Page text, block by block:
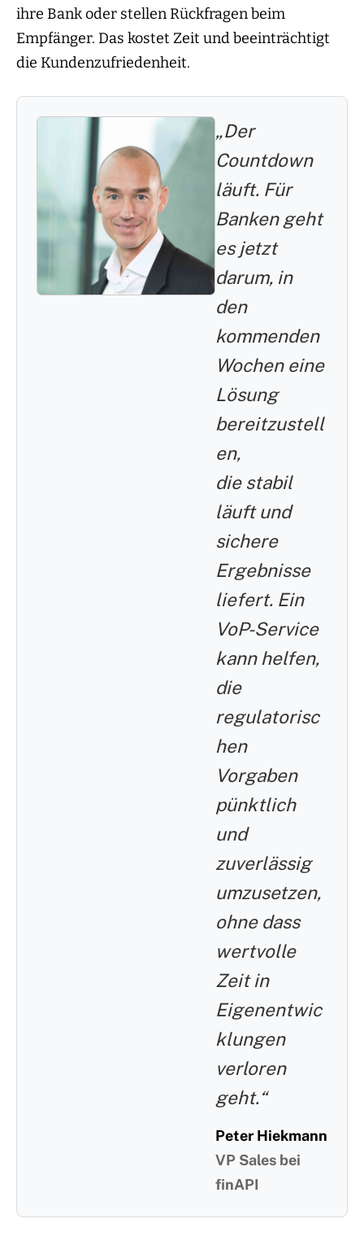
ihre Bank oder stellen Rückfragen beim
Empfänger. Das kostet Zeit und beeinträchtigt
die Kundenzufriedenheit.
„Der
Countdown
läuft. Für
Banken geht
es jetzt
darum, in
den
kommenden
Wochen eine
Lösung
bereitzustell
en,
die stabil
läuft und
sichere
Ergebnisse
liefert. Ein
VoP-Service
kann helfen,
die
regulatorisc
hen
Vorgaben
pünktlich
und
zuverlässig
umzusetzen,
ohne dass
wertvolle
Zeit in
Eigenentwic
klungen
verloren
geht.“
Peter Hiekmann
VP Sales bei
finAPI